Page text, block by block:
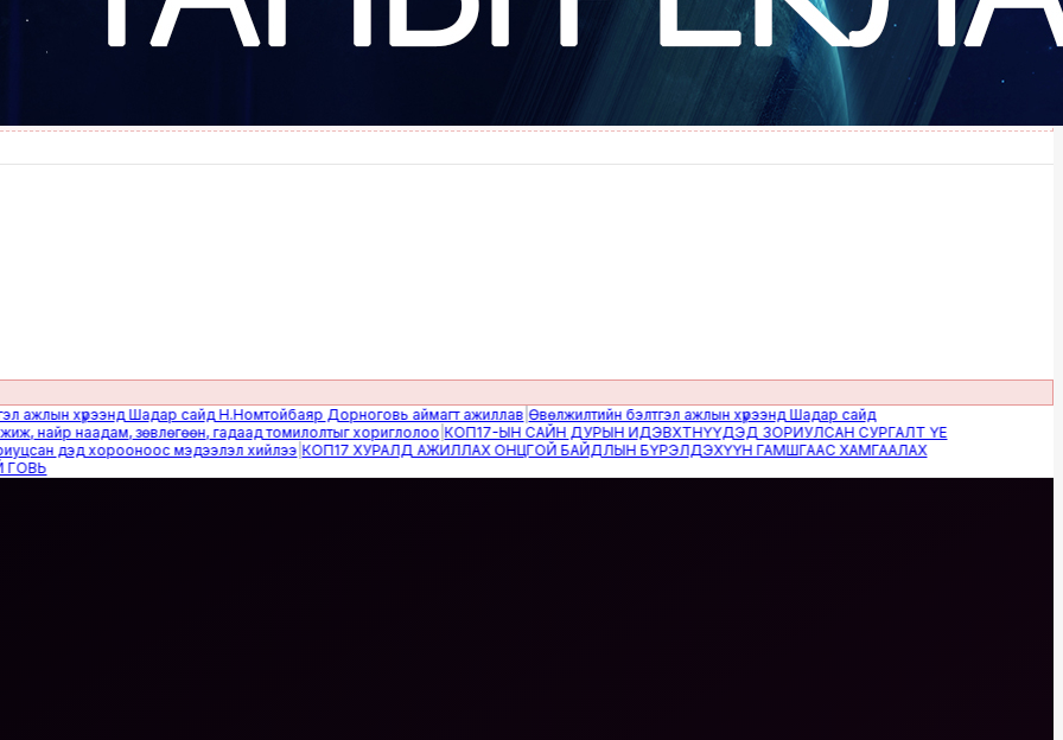
хүрээнд Шадар сайд Н.Номтойбаяр Дорноговь аймагт ажиллав|Өвөлжилтийн бэлтгэл ажлын хүрээнд Шадар сайд
наадам, зөвлөгөөн, гадаад томилолтыг хориглолоо|КОП17-ЫН САЙН ДУРЫН ИДЭВХТНҮҮДЭД ЗОРИУЛСАН СУРГАЛТ ҮЕ
дэд хорооноос мэдээлэл хийлээ|КОП17 ХУРАЛД АЖИЛЛАХ ОНЦГОЙ БАЙДЛЫН БҮРЭЛДЭХҮҮН ГАМШГААС ХАМГААЛАХ